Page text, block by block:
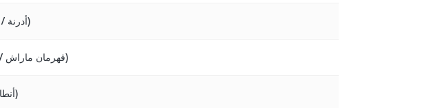
(أدرنة / إبصالا)
(قهرمان ماراش / إيلبيستان)
(أنطاليا / ألانيا)